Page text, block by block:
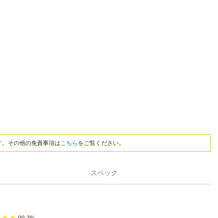
その他の免責事項はこちら をご覧ください。
スペック